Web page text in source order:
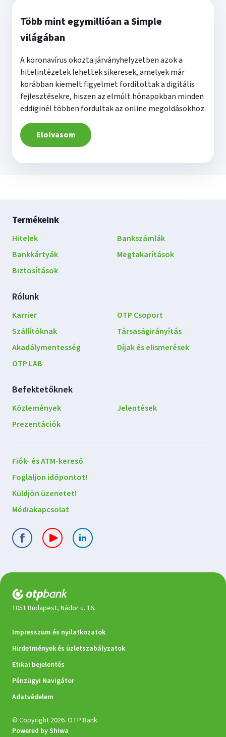
Több mint egymillióan a Simple
világában
A koronavírus okozta járványhelyzetben azok a
hitelintézetek lehettek sikeresek, amelyek már
korábban kiemelt figyelmet fordítottak a digitális
fejlesztésekre, hiszen az elmúlt hónapokban minden
eddiginél többen fordultak az online megoldásokhoz.
Elolvasom
Lábléc
navigáció
Termékeink
Hitelek
Bankszámlák
Bankkártyák
Megtakarítások
Biztosítások
Rólunk
Karrier
Szállítóknak
Akadálymentesség
OTP LAB
OTP Csoport
Társaságirányítás
Díjak és elismerések
Befektetőknek
Közlemények
Jelentések
Prezentációk
Lépjen
kapcsolatba
velünk
Fiók- és ATM-kereső
Foglaljon időpontot!
Küldjön üzenetet!
Médiakapcsolat
1051 Budapest, Nádor u. 16.
Jogi
dokumentumok
Impresszum és nyilatkozatok
Hirdetmények és üzletszabályzatok
Etikai bejelentés
Pénzügyi Navigátor
Adatvédelem
© Copyright 2026. OTP Bank
Powered by Shiwa